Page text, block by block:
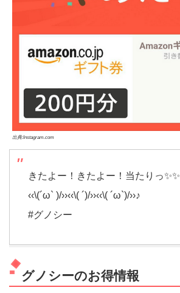
出典:Instagram.com
きたよー！きたよー！当たりっ✨✨
‹‹\(´ω` )/››‹‹\( ´)/››‹‹\( ´ω`)/››♪
#グノシー
グノシーのお得情報